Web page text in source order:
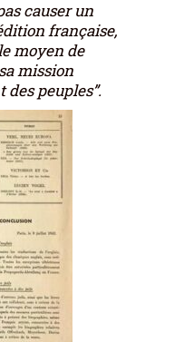
causer un
française,
moyen de
mission
peuples”.